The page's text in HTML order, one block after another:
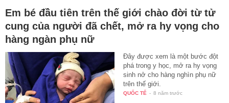
Em bé đầu tiên trên thế giới chào đời từ tử
cung của người đã chết, mở ra hy vọng cho
hàng ngàn phụ nữ
Đây được xem là một bước đột
phá trong y học, mở ra hy vọng
sinh nở cho hàng nghìn phụ nữ
trên thế giới.
QUỐC TẾ - 8 năm trước